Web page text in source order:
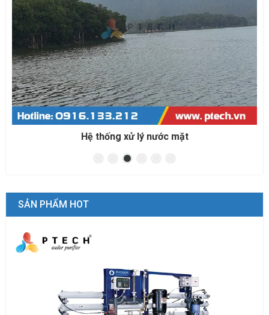
Hệ thống xử lý nước biển cho
SẢN PHẨM HOT